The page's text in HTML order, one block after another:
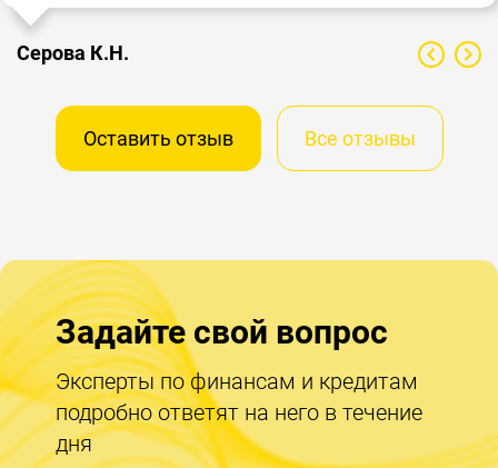
Серова К.Н.
Оставить отзыв Все отзывы
Задайте свой вопрос
Эксперты по финансам и кредитам
подробно ответят на него в течение
дня